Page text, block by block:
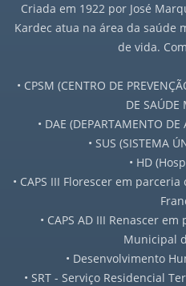
Criada em 1922 por José
Kardec atua na área da saúde
de vida.
• CPSM (CENTRO DE
DE SAÚDE
• DAE (DEPARTAMENTO DE
• SUS (SISTEMA
• HD
• CAPS III Florescer em
• CAPS AD III Renascer
Municipal
• Desenvolvimento
• SRT - Serviço Residencial